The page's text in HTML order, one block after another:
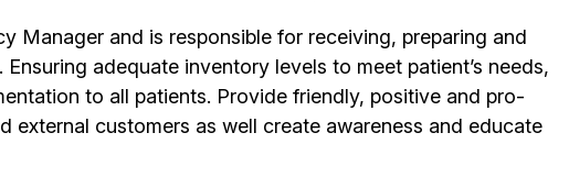
Manager and is responsible for receiving, preparing and
adequate inventory levels to meet patient’s needs,
to all patients. Provide friendly, positive and pro-
external customers as well create awareness and educate